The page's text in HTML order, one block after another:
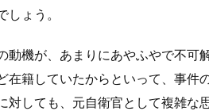
しょう。
動機が、あまりにあやふやで不
在籍していたからといって、事件
対しても、元自衛官として複雑な